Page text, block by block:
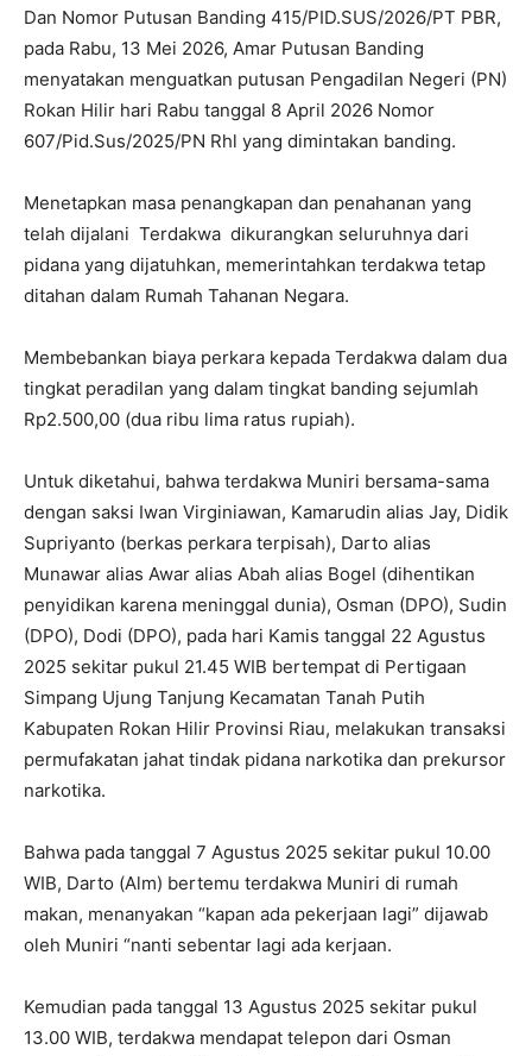
Dan Nomor Putusan Banding 415/PID.SUS/2026/PT PBR,
pada Rabu, 13 Mei 2026, Amar Putusan Banding
menyatakan menguatkan putusan Pengadilan Negeri (PN)
Rokan Hilir hari Rabu tanggal 8 April 2026 Nomor
607/Pid.Sus/2025/PN Rhl yang dimintakan banding.
Menetapkan masa penangkapan dan penahanan yang
telah dijalani Terdakwa dikurangkan seluruhnya dari
pidana yang dijatuhkan, memerintahkan terdakwa tetap
ditahan dalam Rumah Tahanan Negara.
Membebankan biaya perkara kepada Terdakwa dalam dua
tingkat peradilan yang dalam tingkat banding sejumlah
Rp2.500,00 (dua ribu lima ratus rupiah).
Untuk diketahui, bahwa terdakwa Muniri bersama-sama
dengan saksi Iwan Virginiawan, Kamarudin alias Jay, Didik
Supriyanto (berkas perkara terpisah), Darto alias
Munawar alias Awar alias Abah alias Bogel (dihentikan
penyidikan karena meninggal dunia), Osman (DPO), Sudin
(DPO), Dodi (DPO), pada hari Kamis tanggal 22 Agustus
2025 sekitar pukul 21.45 WIB bertempat di Pertigaan
Simpang Ujung Tanjung Kecamatan Tanah Putih
Kabupaten Rokan Hilir Provinsi Riau, melakukan transaksi
permufakatan jahat tindak pidana narkotika dan prekursor
narkotika.
Bahwa pada tanggal 7 Agustus 2025 sekitar pukul 10.00
WIB, Darto (Alm) bertemu terdakwa Muniri di rumah
makan, menanyakan “kapan ada pekerjaan lagi” dijawab
oleh Muniri “nanti sebentar lagi ada kerjaan.
Kemudian pada tanggal 13 Agustus 2025 sekitar pukul
13.00 WIB, terdakwa mendapat telepon dari Osman